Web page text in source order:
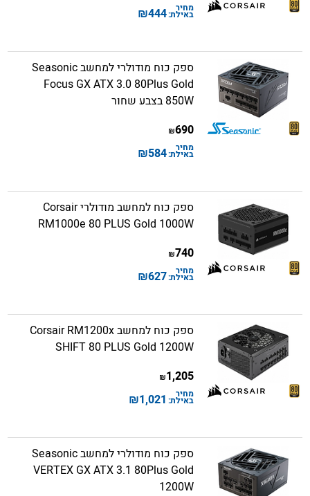
מחיר
באילת:444
₪
ספק כוח מודולרי למחשב Seasonic
Focus GX ATX 3.0 80Plus Gold
850W בצבע שחור
690
₪
מחיר
באילת:584
₪
ספק כוח למחשב מודולרי Corsair
RM1000e 80 PLUS Gold 1000W
740
₪
מחיר
באילת:627
₪
ספק כוח למחשב Corsair RM1200x
SHIFT 80 PLUS Gold 1200W
1,205
₪
מחיר
באילת: 1,021
₪
ספק כוח מודולרי למחשב Seasonic
VERTEX GX ATX 3.1 80Plus Gold
1200W